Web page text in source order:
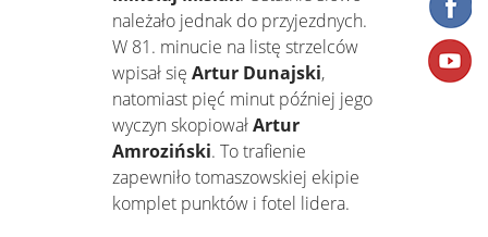
należało jednak do przyjezdnych.
W 81. minucie na listę strzelców
wpisał się Artur Dunajski,
natomiast pięć minut później jego
wyczyn skopiowałArtur
Amroziński. To trafienie
zapewniło tomaszowskiej ekipie
komplet punktów i fotel lidera.